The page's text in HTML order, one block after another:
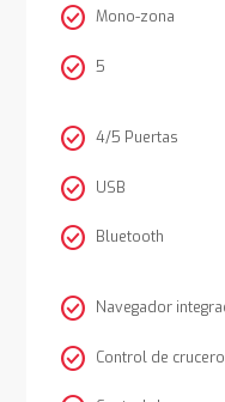
check_circle Mono-zona
check_circle 5
check_circle 4/5 Puertas
check_circle USB
check_circle Bluetooth
check_circle Navegador
check_circle Control de crucero